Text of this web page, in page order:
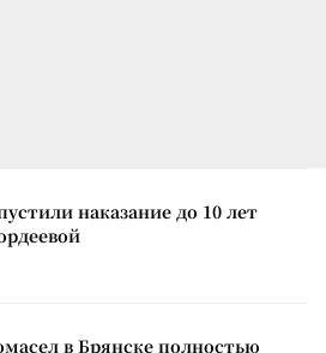
наказание до 10 лет
в Брянске полностью